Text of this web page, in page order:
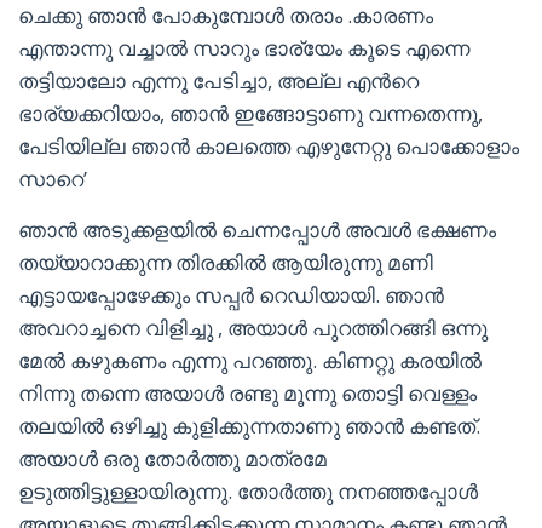
ചെക്കു ഞാന്‍ പോകുമ്പോള്‍ തരാം .കാരണം
എന്താന്നു വച്ചാല്‍ സാറും ഭാര്യേം കൂടെ എന്നെ
തട്ടിയാലോ എന്നു പേടിച്ചാ, അല്ല എന്‍റെ
ഭാര്യക്കറിയാം, ഞാന്‍ ഇങ്ങോട്ടാണു വന്നതെന്നു,
പേടിയില്ല ഞാന്‍ കാലത്തെ എഴുനേറ്റു പൊക്കോളാം
സാറെ’
ഞാന്‍ അടുക്കളയില്‍ ചെന്നപ്പോള്‍ അവള്‍ ഭക്ഷണം
തയ്യാറാക്കുന്ന തിരക്കില്‍ ആയിരുന്നു മണി
എട്ടായപ്പോഴേക്കും സപ്പര്‍ റെഡിയായി. ഞാന്‍
അവറാച്ചനെ വിളിച്ചു , അയാള്‍ പുറത്തിറങ്ങി ഒന്നു
മേല്‍ കഴുകണം എന്നു പറഞ്ഞു. കിണറ്റു കരയില്‍
നിന്നു തന്നെ അയാള്‍ രണ്ടു മൂന്നു തൊട്ടി വെള്ളം
തലയില്‍ ഒഴിച്ചു കുളിക്കുന്നതാണു ഞാന്‍ കണ്ടത്.
അയാള്‍ ഒരു തോര്‍ത്തു മാത്രമേ
ഉടുത്തിട്ടുള്ളായിരുന്നു. തോര്‍ത്തു നനഞ്ഞപ്പോള്‍